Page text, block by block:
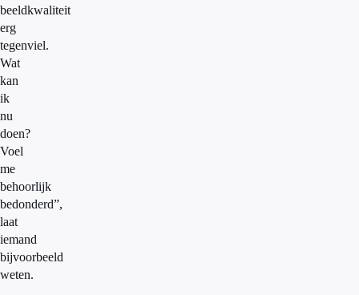
beeldkwaliteit
erg
tegenviel.
Wat
kan
ik
nu
doen?
Voel
me
behoorlijk
bedonderd”,
laat
iemand
bijvoorbeeld
weten.